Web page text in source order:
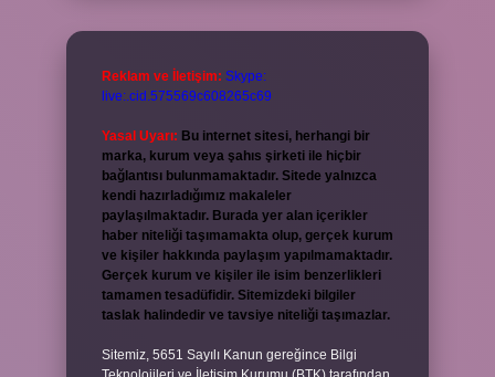
Reklam ve İletişim: Skype:
live:.cid.575569c608265c69
Yasal Uyarı: Bu internet sitesi, herhangi bir
marka, kurum veya şahıs şirketi ile hiçbir
bağlantısı bulunmamaktadır. Sitede yalnızca
kendi hazırladığımız makaleler
paylaşılmaktadır. Burada yer alan içerikler
haber niteliği taşımamakta olup, gerçek kurum
ve kişiler hakkında paylaşım yapılmamaktadır.
Gerçek kurum ve kişiler ile isim benzerlikleri
tamamen tesadüfidir. Sitemizdeki bilgiler
taslak halindedir ve tavsiye niteliği taşımazlar.
Sitemiz, 5651 Sayılı Kanun gereğince Bilgi